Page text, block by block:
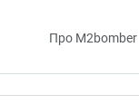
Про M2bomber